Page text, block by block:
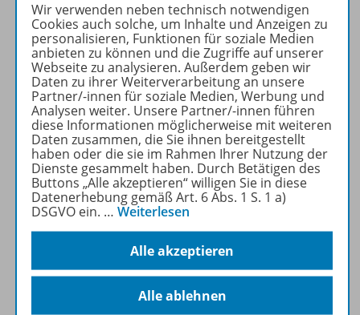
Postfach.
JETZT ANMELDEN
Produktinformationen
Beschreibung
Zugehörige Produkte
Wir verwenden neben technisch notwendigen
Cookies auch solche, um Inhalte und Anzeigen zu
personalisieren, Funktionen für soziale Medien
anbieten zu können und die Zugriffe auf unserer
Webseite zu analysieren. Außerdem geben wir
Daten zu ihrer Weiterverarbeitung an unsere
Partner/-innen für soziale Medien, Werbung und
Analysen weiter. Unsere Partner/-innen führen
diese Informationen möglicherweise mit weiteren
Daten zusammen, die Sie ihnen bereitgestellt
haben oder die sie im Rahmen Ihrer Nutzung der
Dienste gesammelt haben. Durch Betätigen des
Buttons „Alle akzeptieren“ willigen Sie in diese
Datenerhebung gemäß Art. 6 Abs. 1 S. 1 a)
DSGVO ein. … Weiterlesen
Alle akzeptieren
Alle ablehnen